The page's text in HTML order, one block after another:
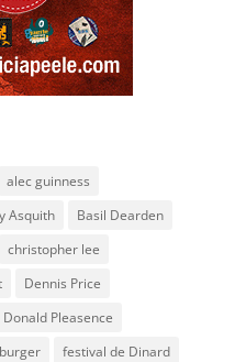
alec guinness
Asquith
Basil Dearden
christopher lee
Dennis Price
Donald Pleasence
festival de Dinard